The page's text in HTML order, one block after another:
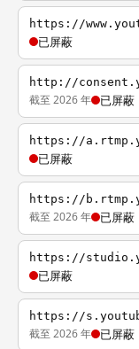
https://
已屏蔽
http://
截至 2026 年 已屏蔽
https://
已屏蔽
https://
截至 2026 年 已屏蔽
https://
已屏蔽
https://
截至 2026 年 已屏蔽